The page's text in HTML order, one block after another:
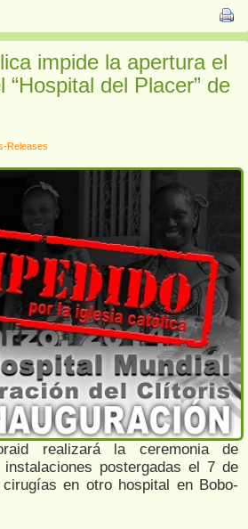
impide la apertura el
“Hospital del Placer” de
Releases
realizará la ceremonia de
postergadas el 7 de
en otro hospital en Bobo-